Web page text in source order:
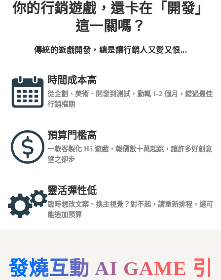
你的行銷遊戲，還卡在「開發」
這一關嗎？
傳統的遊戲開發，總是讓行銷人又愛又恨...
時間成本高
從企劃、美術、開發到測試，動輒 1-2 個月，錯過最佳
行銷檔期
預算門檻高
一款客製化 H5 遊戲，報價數十萬起跳，讓許多好創意
望之卻步
靈活彈性低
臨時想改文案、換主視覺？對不起，請重新排程，還可
能追加預算
發燒互動 AI GAME 引